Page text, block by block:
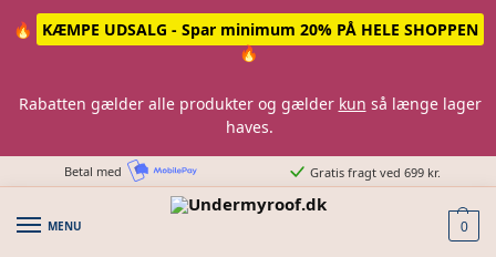
🔥
KÆMPE UDSALG - Spar minimum 20% PÅ HELE SHOPPEN
🔥
Rabatten gælder alle produkter og gælder kun så længe lager
haves.
Betal med Gratis fragt ved 699 kr.
MENU 0